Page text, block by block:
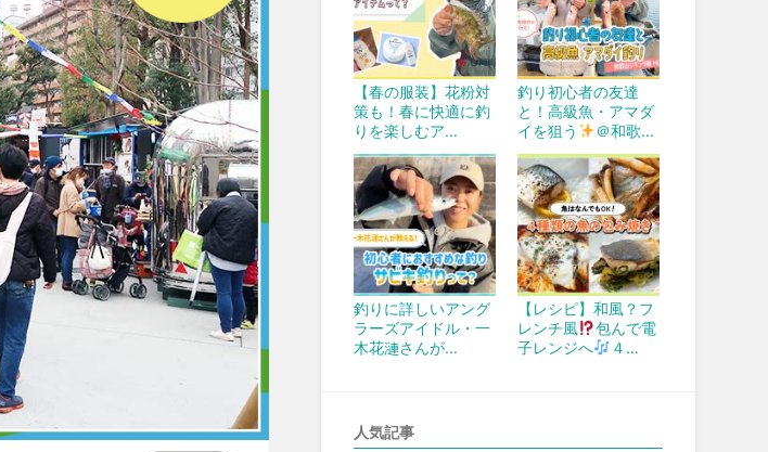
【春の服装】花粉対
策も！春に快適に釣
りを楽しむア…
釣り初心者の友達
と！高級魚・アマダ
イを狙う
＠和歌…
釣りに詳しいアング
ラーズアイドル・一
木花漣さんが…
【レシピ】和風？フ
レンチ風
包んで電
子レンジへ
４…
人気記事